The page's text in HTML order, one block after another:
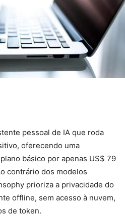
pessoal de IA que roda
oferecendo uma
básico por apenas US$ 79
contrário dos modelos
prioriza a privacidade do
offline, sem acesso à nuvem,
de token.